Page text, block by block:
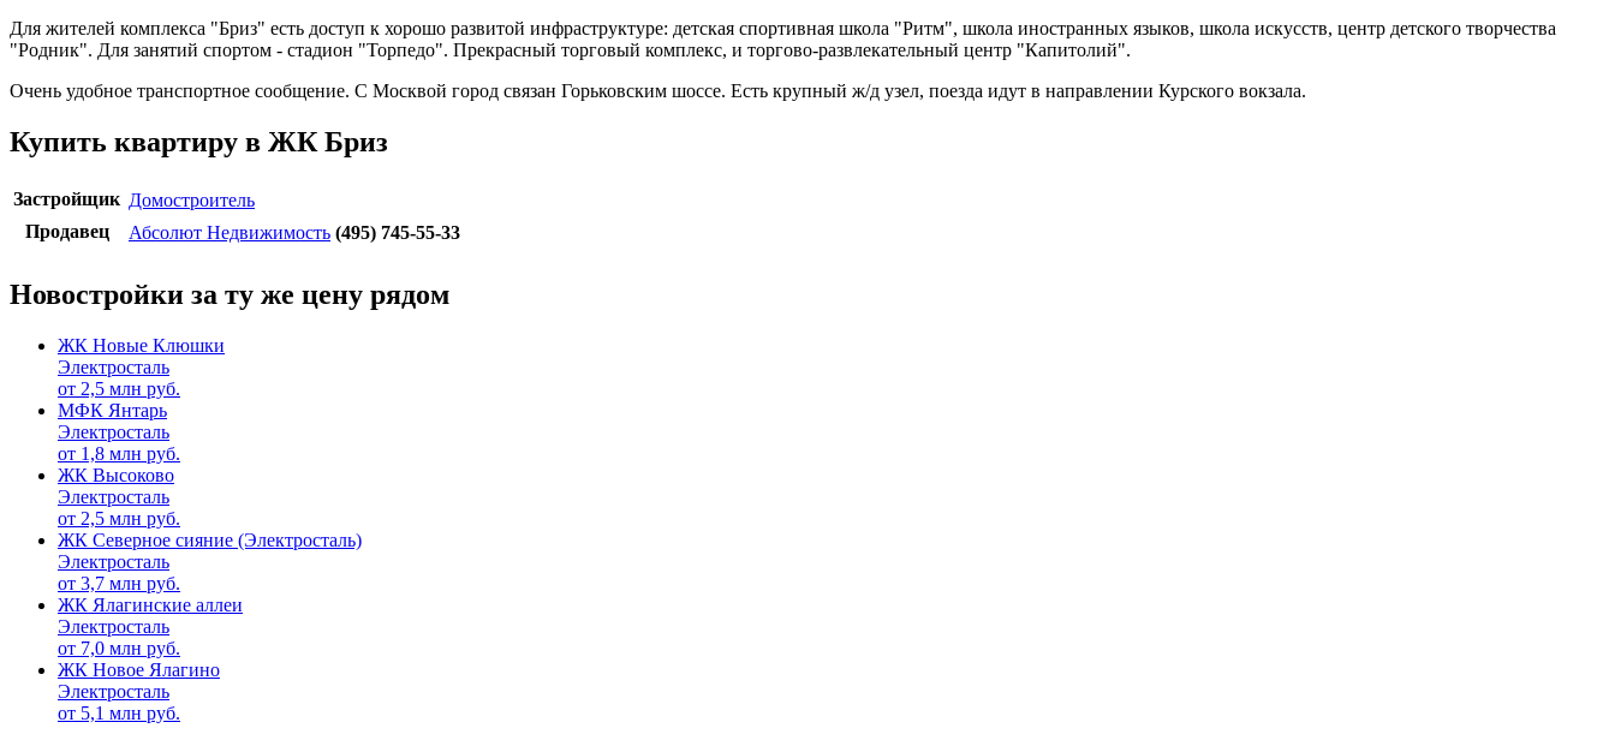
Для жителей комплекса "Бриз" есть доступ к хорошо развитой инфраструктуре: детская спортивная школа "Ритм", школа иностранных языков, школа искусств, центр детского творчества
"Родник". Для занятий спортом - стадион "Торпедо". Прекрасный торговый комплекс, и торгово-развлекательный центр "Капитолий".
Очень удобное транспортное сообщение. С Москвой город связан Горьковским шоссе. Есть крупный ж/д узел, поезда идут в направлении Курского вокзала.
Купить квартиру в ЖК Бриз
Застройщик Домостроитель
Продавец
Абсолют Недвижимость (495) 745-55-33
Новостройки за ту же цену рядом
ЖК Новые Клюшки
Электросталь
от 2,5 млн руб.
МФК Янтарь
Электросталь
от 1,8 млн руб.
ЖК Высоково
Электросталь
от 2,5 млн руб.
ЖК Северное сияние (Электросталь)
Электросталь
от 3,7 млн руб.
ЖК Ялагинские аллеи
Электросталь
от 7,0 млн руб.
ЖК Новое Ялагино
Электросталь
от 5,1 млн руб.